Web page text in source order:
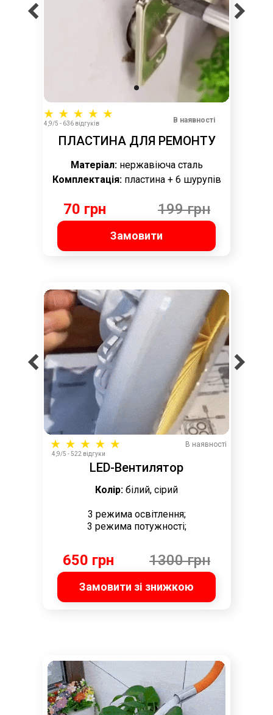
Замовити
В наявності
4,9/5 - 636 відгуків
ПЛАСТИНА ДЛЯ РЕМОНТУ
70 грн 199 грн
Матеріал: нержавіюча сталь
Комплектація: пластина + 6 шурупів
В наявності
650 грн 1300 грн
Замовити зі знижкою
4,9/5 - 522 відгуки
LED-Вентилятор
3 режима освітлення;
3 режима потужності;
Колір: білий, сірий